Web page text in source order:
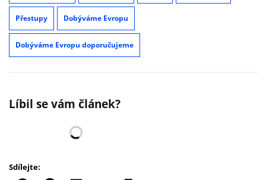
Přestupy Dobýváme Evropu
Dobýváme Evropu doporučujeme
Líbil se vám článek?
Sdílejte: